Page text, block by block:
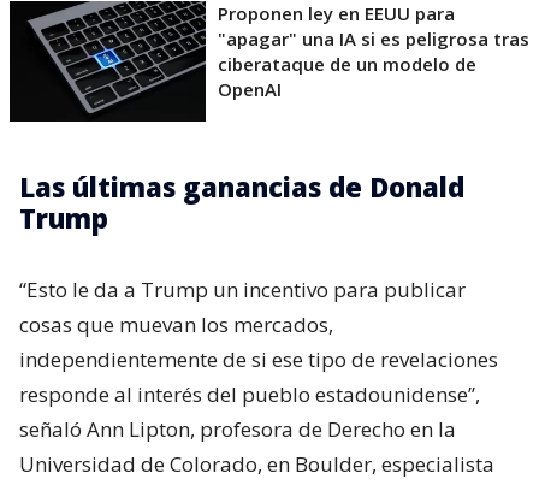
Proponen ley en EEUU para
"apagar" una IA si es peligrosa tras
ciberataque de un modelo de
OpenAI
Las últimas ganancias de Donald
Trump
“Esto le da a Trump un incentivo para publicar
cosas que muevan los mercados,
independientemente de si ese tipo de revelaciones
responde al interés del pueblo estadounidense”,
señaló Ann Lipton, profesora de Derecho en la
Universidad de Colorado, en Boulder, especialista